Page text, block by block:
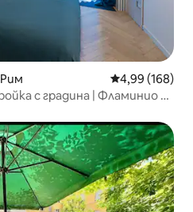
Средна
4,99 (168)
с градина | Фламинио –